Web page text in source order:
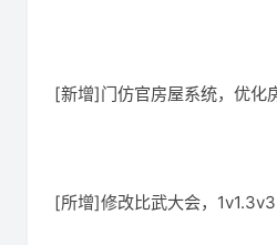
[新增]门仿官房屋系统，优化
[所增]修改比武大会，